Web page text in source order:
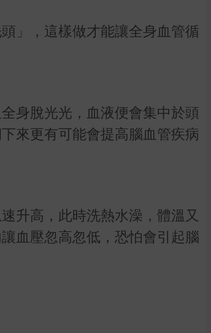
」，這樣做才能讓全身血管循
身脫光光，血液便會集中於頭
來更有可能會提高腦血管疾病
升高，此時洗熱水澡，體溫又
血壓忽高忽低，恐怕會引起腦